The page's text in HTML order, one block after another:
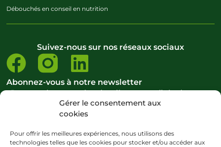
Gérer le consentement aux
cookies
Pour offrir les meilleures expériences, nous utilisons des
technologies telles que les cookies pour stocker et/ou accéder aux
Débouchés en conseil en nutrition
Suivez-nous sur nos réseaux sociaux
Abonnez-vous à notre newsletter
Pour ne rien rater des dernières actualités de notre
école et du domaine du bien-être.